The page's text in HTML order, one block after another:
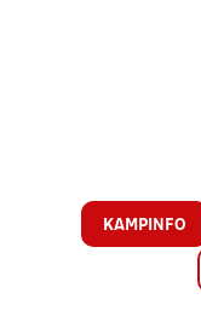
KAMPINFO